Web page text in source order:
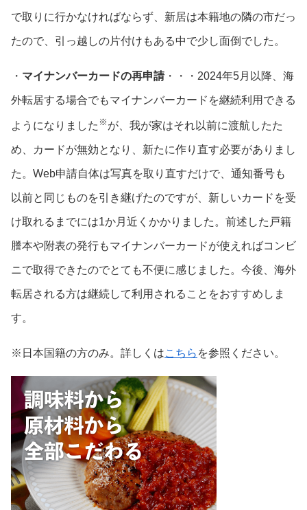
で取りに行かなければならず、新居は本籍地の隣の市だっ
たので、引っ越しの片付けもある中で少し面倒でした。
・ マイナンバーカードの再申請・・・2024年5月以降、海
外転居する場合でもマイナンバーカードを継続利用できる
ようになりました ※ が、我が家はそれ以前に渡航したた
め、カードが無効となり、新たに作り直す必要がありまし
た。Web申請自体は写真を取り直すだけで、通知番号も
以前と同じものを引き継げたのですが、新しいカードを受
け取れるまでには1か月近くかかりました。前述した戸籍
謄本や附表の発行もマイナンバーカードが使えればコンビ
ニで取得できたのでとても不便に感じました。今後、海外
転居される方は継続して利用されることをおすすめしま
す。
※日本国籍の方のみ。 詳しくはこちら を参照ください。